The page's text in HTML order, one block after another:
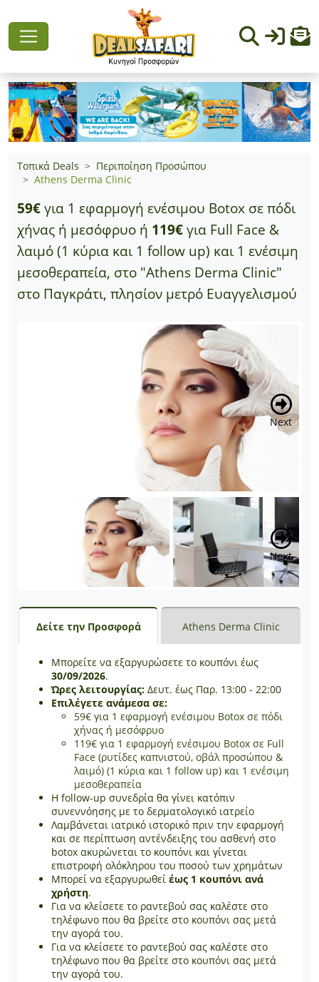
Τοπικά Deals
Περιποίηση Προσώπου
Athens Derma Clinic
59€για 1 εφαρμογή ενέσιμου Botox σε πόδι
χήνας ή μεσόφρυο ή 119€για Full Face &
λαιμό (1 κύρια και 1 follow up) και 1 ενέσιμη
μεσοθεραπεία, στο "Athens Derma Clinic"
στο Παγκράτι, πλησίον μετρό Ευαγγελισμού
Next
Next
Δείτε την Προσφορά Athens Derma Clinic
Μπορείτε να εξαργυρώσετε το κουπόνι έως
30/09/2026.
Ώρες λειτουργίας: Δευτ. έως Παρ. 13:00 - 22:00
Επιλέγετε ανάμεσα σε:
59€ για 1 εφαρμογή ενέσιμου Botox σε πόδι
χήνας ή μεσόφρυο
119€ για 1 εφαρμογή ενέσιμου Botox σε Full
Face (ρυτίδες καπνιστού, οβάλ προσώπου &
λαιμό) (1 κύρια και 1 follow up) και 1 ενέσιμη
μεσοθεραπεία
Η follow-up συνεδρία θα γίνει κατόπιν
συνεννόησης με το δερματολογικό ιατρείο
Λαμβάνεται ιατρικό ιστορικό πριν την εφαρμογή
και σε περίπτωση αντένδειξης του ασθενή στo
botox ακυρώνεται το κουπόνι και γίνεται
επιστροφή ολόκληρου του ποσού των χρημάτων
Μπορεί να εξαργυρωθεί έως 1 κουπόνι ανά
χρήστη.
Για να κλείσετε το ραντεβού σας καλέστε στο
τηλέφωνο που θα βρείτε στο κουπόνι σας μετά
την αγορά του.
Για να κλείσετε το ραντεβού σας καλέστε στο
τηλέφωνο που θα βρείτε στο κουπόνι σας μετά
την αγορά του.